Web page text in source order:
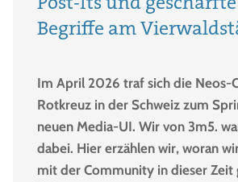
Begriffe am
Im April 2026 traf sich die Neos-
Rotkreuz in der Schweiz zum
neuen Media-UI. Wir von 3m5.
dabei. Hier erzählen wir, woran
mit der Community in dieser Zeit